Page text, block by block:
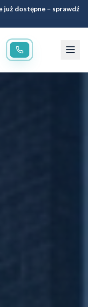
już dostępne – sprawdź